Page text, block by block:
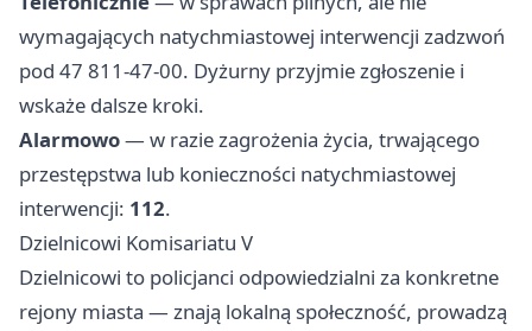
wymagających natychmiastowej interwencji zadzwoń
pod 47 811-47-00. Dyżurny przyjmie zgłoszenie i
wskaże dalsze kroki.
Alarmowo— w razie zagrożenia życia, trwającego
przestępstwa lub konieczności natychmiastowej
interwencji: 112.
Dzielnicowi Komisariatu V
Dzielnicowi to policjanci odpowiedzialni za konkretne
rejony miasta — znają lokalną społeczność, prowadzą